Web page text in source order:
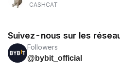
CASHCAT
Suivez-nous sur les
Followers
@bybit_official